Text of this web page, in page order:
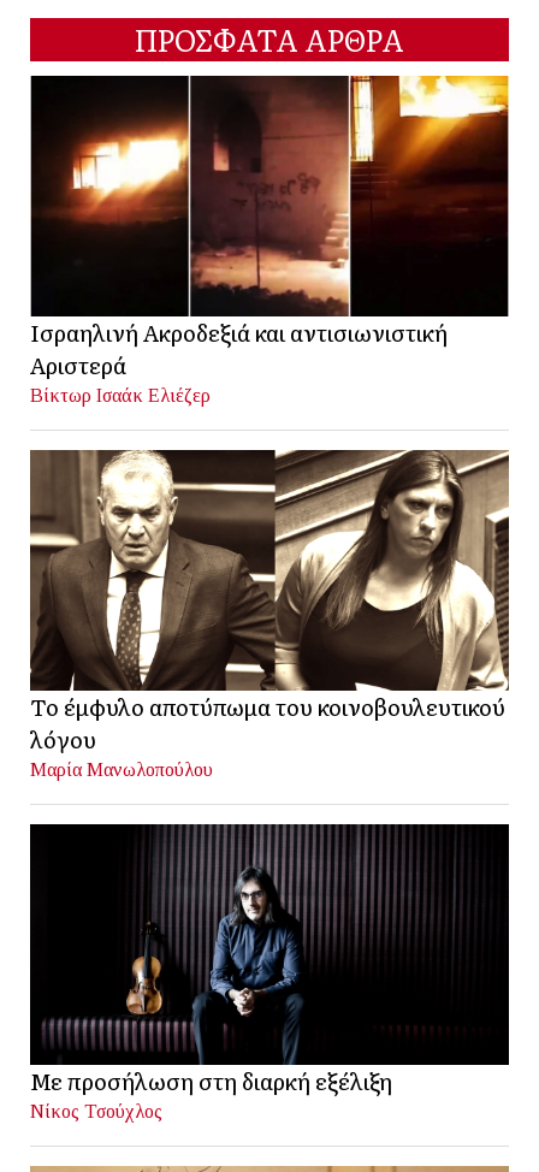
ΠΡΟΣΦΑΤΑ ΑΡΘΡΑ
Ισραηλινή Ακροδεξιά και αντισιωνιστική
Αριστερά
Βίκτωρ Ισαάκ Ελιέζερ
Το έμφυλο αποτύπωμα του κοινοβουλευτικού
λόγου
Μαρία Μανωλοπούλου
Με προσήλωση στη διαρκή εξέλιξη
Νίκος Τσούχλος